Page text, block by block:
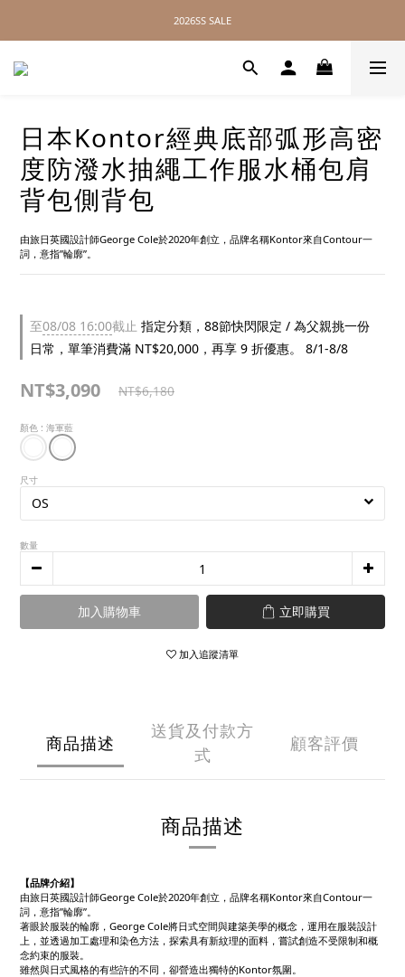
2026SS SALE
2026SS SALE
// 無距離配送，全球皆可達 //
日本Kontor經典底部弧形高密
度防潑水抽繩工作服水桶包肩
背包側背包
由旅日英國設計師George Cole於2020年創立，品牌名稱Kontor來自Contour一
詞，意指”輪廓”。
至08/08 16:00截止 指定分類，88節快閃限定 / 為父親挑一份
日常，單筆消費滿 NT$20,000，再享 9 折優惠。 8/1-8/8
NT$3,090 NT$6,180
顏色 : 海軍藍
尺寸
數量
加入購物車 立即購買
加入追蹤清單
商品描述
送貨及付款方
式
顧客評價
商品描述
【品牌介紹】
由旅日英國設計師George Cole於2020年創立，品牌名稱Kontor來自Contour一
詞，意指”輪廓”。
著眼於服裝的輪廓，George Cole將日式空間與建築美學的概念，運用在服裝設計
上，並透過加工處理和染色方法，探索具有新紋理的面料，嘗試創造不受限制和概
念約束的服裝。
雖然與日式風格的有些許的不同，卻營造出獨特的Kontor氛圍。